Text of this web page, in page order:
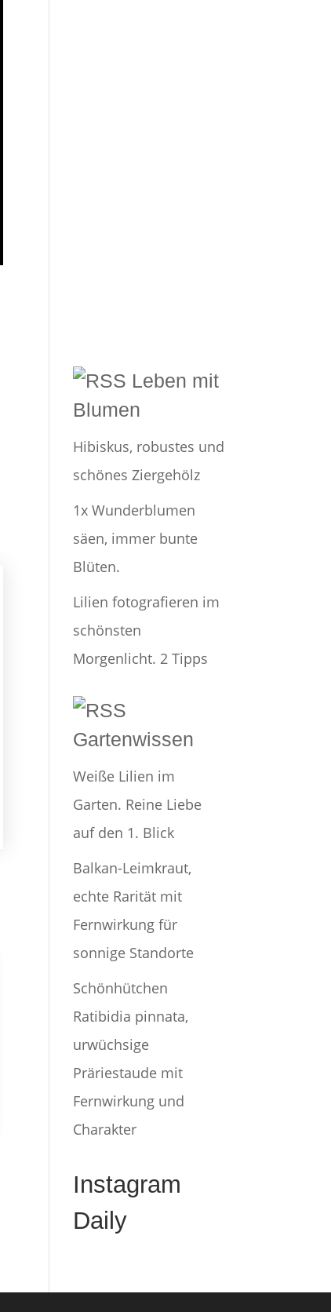
Leben mit
Blumen
Hibiskus, robustes und
schönes Ziergehölz
1x Wunderblumen
säen, immer bunte
Blüten.
Lilien fotografieren im
schönsten
Morgenlicht. 2 Tipps
Gartenwissen
Weiße Lilien im
Garten. Reine Liebe
auf den 1. Blick
Balkan-Leimkraut,
echte Rarität mit
Fernwirkung für
sonnige Standorte
Schönhütchen
Ratibidia pinnata,
urwüchsige
Präriestaude mit
Fernwirkung und
Charakter
Instagram
Daily